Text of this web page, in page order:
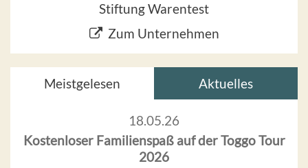
Stiftung Warentest
Zum Unternehmen
Meistgelesen Aktuelles
18.05.26
Kostenloser Familienspaß auf der Toggo Tour
2026